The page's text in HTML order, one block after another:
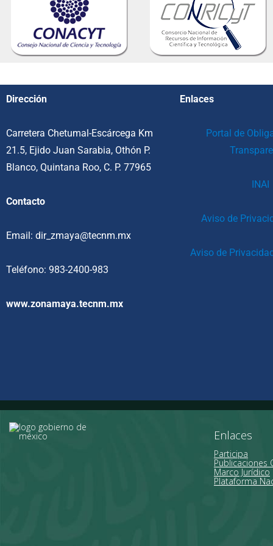
Dirección
Carretera Chetumal-Escárcega Km
21.5, Ejido Juan Sarabia, Othón P.
Blanco, Quintana Roo, C. P. 77965
Contacto
Email: dir_zmaya@tecnm.mx
Teléfono: 983-2400-983
www.zonamaya.tecnm.mx
Enlaces
Portal de
INAI
Aviso de
Aviso de
Enlaces
Participa
Publicaciones
Marco Jurídico
Plataforma